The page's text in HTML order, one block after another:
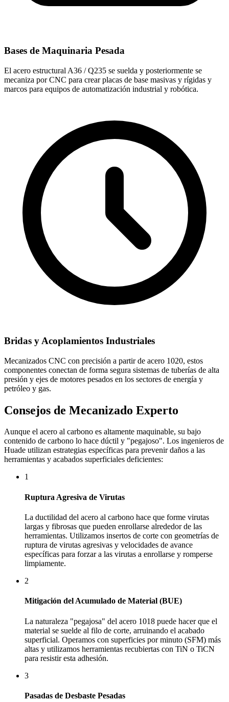
Bases de Maquinaria Pesada
El acero estructural A36 / Q235 se suelda y posteriormente se
mecaniza por CNC para crear placas de base masivas y rígidas y
marcos para equipos de automatización industrial y robótica.
Bridas y Acoplamientos Industriales
Mecanizados CNC con precisión a partir de acero 1020, estos
componentes conectan de forma segura sistemas de tuberías de alta
presión y ejes de motores pesados en los sectores de energía y
petróleo y gas.
Consejos de Mecanizado Experto
Aunque el acero al carbono es altamente maquinable, su bajo
contenido de carbono lo hace dúctil y "pegajoso". Los ingenieros de
Huade utilizan estrategias específicas para prevenir daños a las
herramientas y acabados superficiales deficientes:
1
Ruptura Agresiva de Virutas
La ductilidad del acero al carbono hace que forme virutas
largas y fibrosas que pueden enrollarse alrededor de las
herramientas. Utilizamos insertos de corte con geometrías de
ruptura de virutas agresivas y velocidades de avance
específicas para forzar a las virutas a enrollarse y romperse
limpiamente.
2
Mitigación del Acumulado de Material (BUE)
La naturaleza "pegajosa" del acero 1018 puede hacer que el
material se suelde al filo de corte, arruinando el acabado
superficial. Operamos con superficies por minuto (SFM) más
altas y utilizamos herramientas recubiertas con TiN o TiCN
para resistir esta adhesión.
3
Pasadas de Desbaste Pesadas